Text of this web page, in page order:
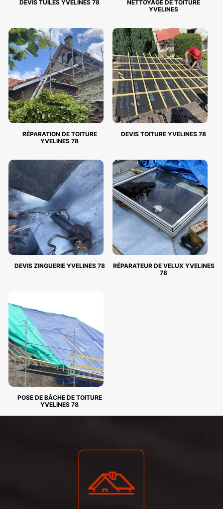
DEVIS TUILES YVELINES 78
NETTOYAGE DE TOITURE
YVELINES
RÉPARATION DE TOITURE
YVELINES 78
DEVIS TOITURE YVELINES 78
DEVIS ZINGUERIE YVELINES 78
RÉPARATEUR DE VELUX YVELINES
78
POSE DE BÂCHE DE TOITURE
YVELINES 78